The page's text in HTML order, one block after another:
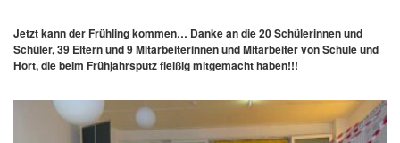
Jetzt kann der Frühling kommen… Danke an die 20 Schülerinnen und
Schüler, 39 Eltern und 9 Mitarbeiterinnen und Mitarbeiter von Schule und
Hort, die beim Frühjahrsputz fleißig mitgemacht haben!!!